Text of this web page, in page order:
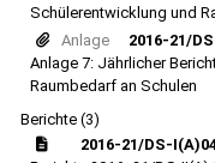
Schülerentwicklung und
Anlage
2016-21/
Anlage 7: Jährlicher
Raumbedarf an Schulen
Berichte (3)
2016-21/DS-